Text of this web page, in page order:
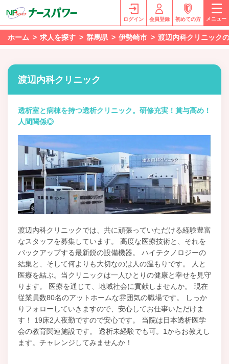
ログイン 会員登録 初めての方 メニュー
ホーム 求人を探す 群馬県 伊勢崎市 渡辺内科クリニック
渡辺内科クリニック
透析室と病棟を持つ透析クリニック。研修充実！賞与高め！
人間関係◎
渡辺内科クリニックでは、共に頑張っていただける経験豊富
なスタッフを募集しています。 高度な医療技術と、それを
バックアップする最新鋭の設備機器。 ハイテクノロジーの
結集と、そして何よりも大切なのは人の温もりです。 人と
医療を結ぶ。当クリニックは一人ひとりの健康と幸せを見守
ります。 医療を通じて、地域社会に貢献しませんか。 現在
従業員数80名のアットホームな雰囲気の職場です。 しっか
りフォローしていきますので、安心してお仕事いただけま
す！ 19床2人夜勤ですので安心です。 当院は日本透析医学
会の教育関連施設です。 透析未経験でも可。1からお教えし
ます。チャレンジしてみませんか！